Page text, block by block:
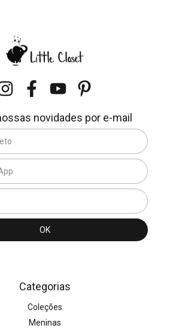
novidades por e-mail
Categorias
Coleções
Meninas